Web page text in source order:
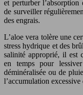
et perturber
de surveiller
des engrais.
L’aloe vera tolère une
stress hydrique et des
salinité approprié, il est
en temps pour
déminéralisée ou de
l’accumulation excessive